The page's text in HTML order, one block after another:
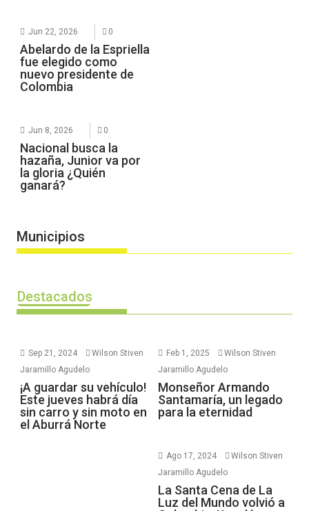
Jun 22, 2026 0
Abelardo de la Espriella
fue elegido como
nuevo presidente de
Colombia
Jun 8, 2026 0
Nacional busca la
hazaña, Junior va por
la gloria ¿Quién
ganará?
Municipios
Destacados
Sep 21, 2024
Wilson Stiven
Jaramillo Agudelo
¡A guardar su vehículo!
Este jueves habrá día
sin carro y sin moto en
el Aburrá Norte
Feb 1, 2025
Wilson Stiven
Jaramillo Agudelo
Monseñor Armando
Santamaría, un legado
para la eternidad
Ago 17, 2024
Wilson Stiven
Jaramillo Agudelo
La Santa Cena de La
Luz del Mundo volvió a